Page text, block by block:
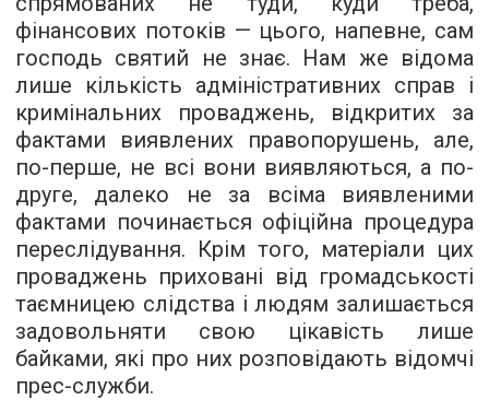
фінансових потоків — цього, напевне, сам
господь святий не знає. Нам же відома
лише кількість адміністративних справ і
кримінальних проваджень, відкритих за
фактами виявлених правопорушень, але,
по-перше, не всі вони виявляються, а по-
друге, далеко не за всіма виявленими
фактами починається офіційна процедура
переслідування. Крім того, матеріали цих
проваджень приховані від громадськості
таємницею слідства і людям залишається
задовольняти свою цікавість лише
байками, які про них розповідають відомчі
прес-служби.